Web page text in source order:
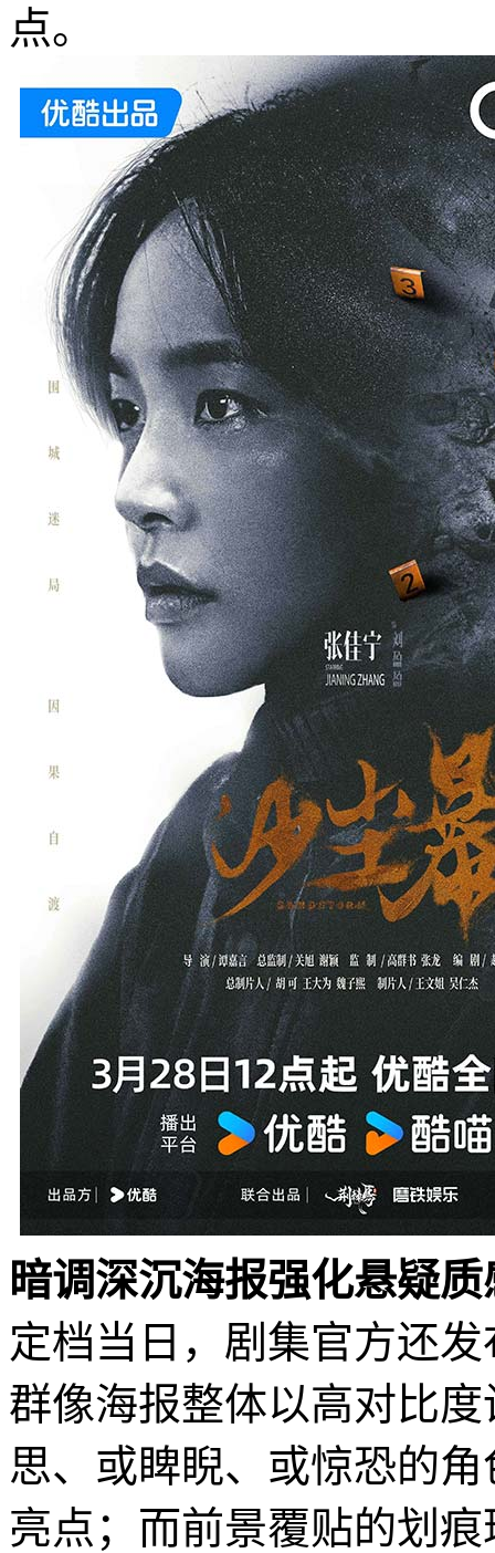
点。
暗调深沉海报强化悬疑
定档当日，剧集官方还
群像海报整体以高对比
思、或睥睨、或惊恐的
亮点；而前景覆贴的划